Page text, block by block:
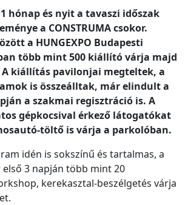
hónap és nyit a tavaszi időszak
a CONSTRUMA csokor.
a HUNGEXPO Budapesti
több mint 500 kiállító várja majd
kiállítás pavilonjai megteltek, a
is összeálltak, már elindult a
a szakmai regisztráció is. A
gépkocsival érkező látogatókat
töltő is várja a parkolóban.
idén is sokszínű és tartalmas, a
3 napján több mint 20
kerekasztal-beszélgetés várja